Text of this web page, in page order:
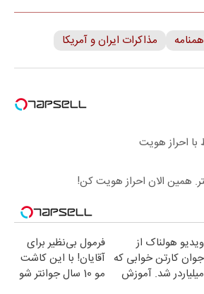
مذاکرات ایران و آمریکا
ویدیو هولناک از
جوان کارتن خوابی که
میلیاردر شد. آموزش
فرمول بی‌نظیر برای
آقایان! با این کاشت
مو 10 سال جوانتر شو